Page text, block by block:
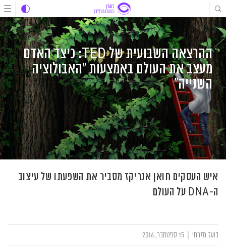
דלג
לתוכן
דלג
לתוכן
דלג
לניווט
ההרצאה השבועית של TED: כיצד האדם
מעצב את העולם באמצעות "האבולוציה
השנייה"
איש העסקים חואן אנריקז מסביר את השפעתו של עיצוב
ה-DNA על העולם
בועז מזרחי